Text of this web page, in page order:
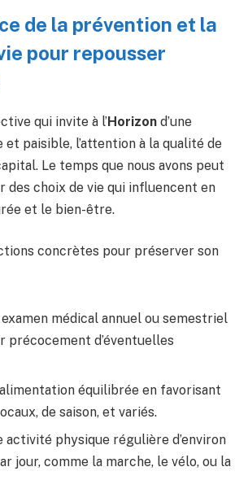
de la prévention et la
pour repousser
qui invite à l’Horizon d’une
paisible, l’attention à la qualité de
Le temps que nous avons peut
des choix de vie qui influencent en
et le bien-être.
concrètes pour préserver son
médical annuel ou semestriel
précocement d’éventuelles
équilibrée en favorisant
de saison, et variés.
activité physique régulière d’environ
jour, comme la marche, le vélo, ou la